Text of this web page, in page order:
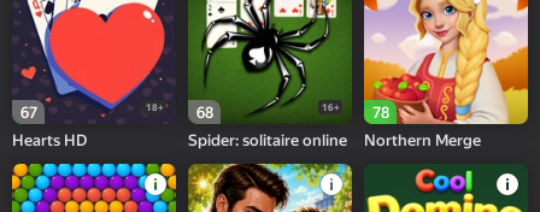
67 18+
Hearts HD
68 16+
Spider: solitaire online
78
Northern Merge